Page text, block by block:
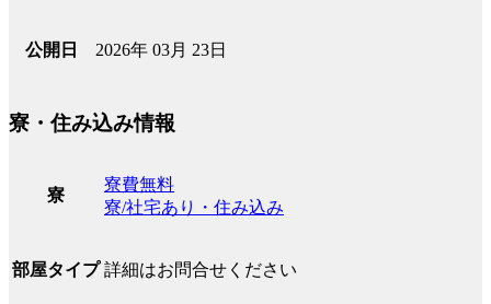
公開日 2026年 03月 23日
寮・住み込み情報
寮
寮費無料
寮/社宅あり・住み込み
部屋タイプ 詳細はお問合せください